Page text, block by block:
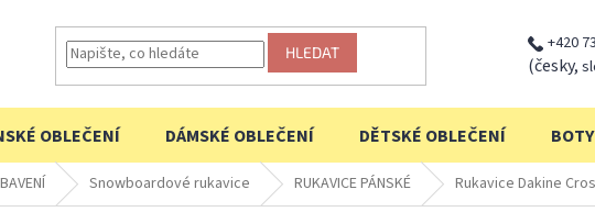
HLEDAT +420
(česky,
OBLEČENÍ DÁMSKÉ OBLEČENÍ DĚTSKÉ OBLEČENÍ BOTY
Snowboardové rukavice RUKAVICE PÁNSKÉ Rukavice Dakine